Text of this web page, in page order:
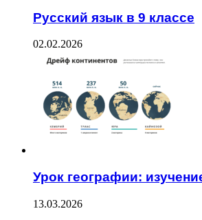
Русский язык в 9 классе
02.02.2026
Урок географии:
13.03.2026